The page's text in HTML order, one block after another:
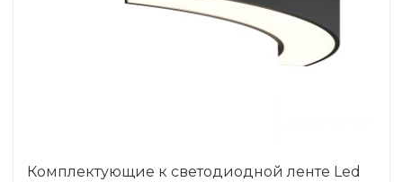
Комплектующие к светодиодной ленте Led